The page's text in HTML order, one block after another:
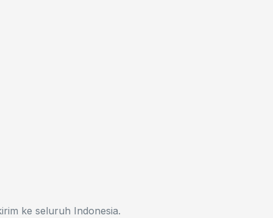
ke seluruh Indonesia.